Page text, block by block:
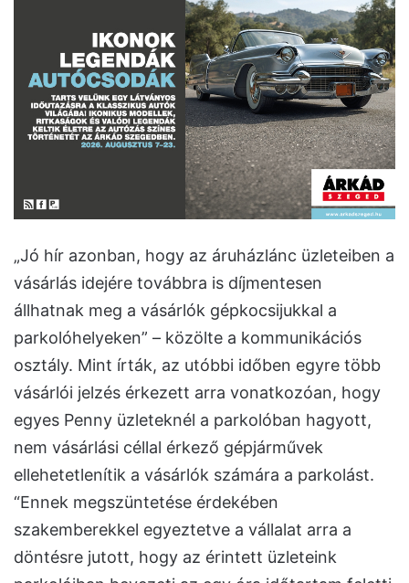
„Jó hír azonban, hogy az áruházlánc üzleteiben a
vásárlás idejére továbbra is díjmentesen
állhatnak meg a vásárlók gépkocsijukkal a
parkolóhelyeken” – közölte a kommunikációs
osztály. Mint írták, az utóbbi időben egyre több
vásárlói jelzés érkezett arra vonatkozóan, hogy
egyes Penny üzleteknél a parkolóban hagyott,
nem vásárlási céllal érkező gépjárművek
ellehetetlenítik a vásárlók számára a parkolást.
“Ennek megszüntetése érdekében
szakemberekkel egyeztetve a vállalat arra a
döntésre jutott, hogy az érintett üzleteink